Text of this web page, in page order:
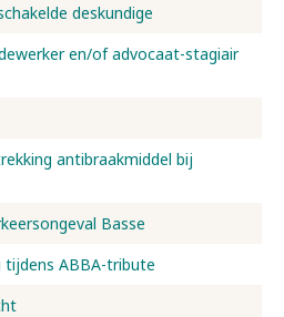
deskundige
en/of advocaat-stagiair
antibraakmiddel bij
Basse
tijdens ABBA-tribute